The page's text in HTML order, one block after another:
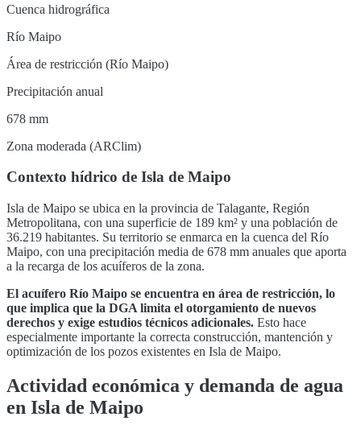
Cuenca hidrográfica
Río Maipo
Área de restricción (Río Maipo)
Precipitación anual
678 mm
Zona moderada (ARClim)
Contexto hídrico de Isla de Maipo
Isla de Maipo se ubica en la provincia de Talagante, Región
Metropolitana, con una superficie de 189 km² y una población de
36.219 habitantes. Su territorio se enmarca en la cuenca del Río
Maipo, con una precipitación media de 678 mm anuales que aporta
a la recarga de los acuíferos de la zona.
El acuífero Río Maipo se encuentra en área de restricción, lo
que implica que la DGA limita el otorgamiento de nuevos
derechos y exige estudios técnicos adicionales. Esto hace
especialmente importante la correcta construcción, mantención y
optimización de los pozos existentes en Isla de Maipo.
Actividad económica y demanda de agua
en Isla de Maipo